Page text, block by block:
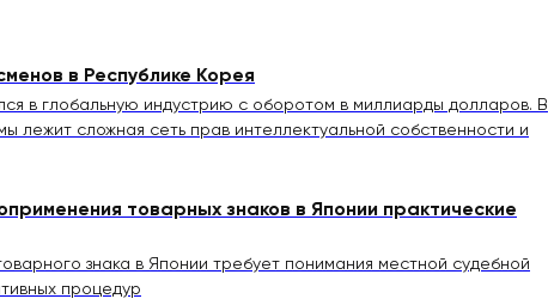
в Республике Корея
в глобальную индустрию с оборотом в миллиарды долларов. В
лежит сложная сеть прав интеллектуальной собственности и
товарных знаков в Японии практические
знака в Японии требует понимания местной судебной
процедур